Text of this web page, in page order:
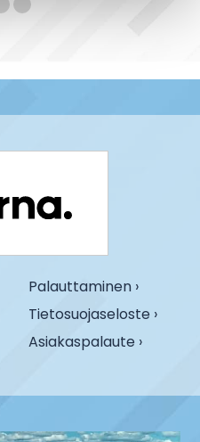
Palauttaminen ›
Tietosuojaseloste ›
Asiakaspalaute ›